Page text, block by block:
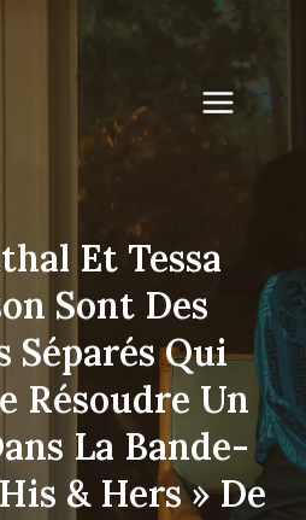
Et Tessa
Sont Des
Séparés Qui
Résoudre Un
La Bande-
& Hers » De